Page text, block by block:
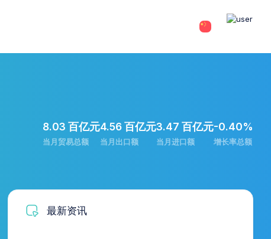
8.03 百亿元
当月贸易总额
4.56 百亿元
当月出口额
3.47 百亿元
当月进口额
-0.40%
增长率总额
最新资讯